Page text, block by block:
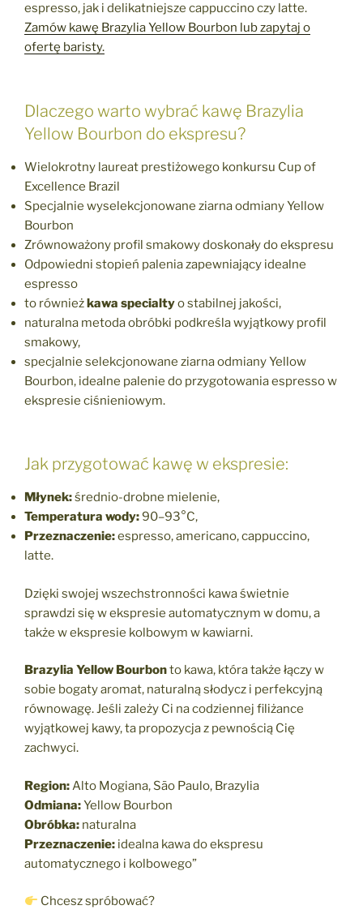
espresso, jak i delikatniejsze cappuccino czy latte.
Zamów kawę Brazylia Yellow Bourbon lub zapytaj o
ofertę baristy.
Dlaczego warto wybrać kawę Brazylia
Yellow Bourbon do ekspresu?
Wielokrotny laureat prestiżowego konkursu Cup of
Excellence Brazil
Specjalnie wyselekcjonowane ziarna odmiany Yellow
Bourbon
Zrównoważony profil smakowy doskonały do ekspresu
Odpowiedni stopień palenia zapewniający idealne
espresso
to równieżkawa specialtyo stabilnej jakości,
naturalna metoda obróbki podkreśla wyjątkowy profil
smakowy,
specjalnie selekcjonowane ziarna odmiany Yellow
Bourbon, idealne palenie do przygotowania espresso w
ekspresie ciśnieniowym.
Jak przygotować kawę w ekspresie:
Młynek:średnio-drobne mielenie,
Temperatura wody:90–93°C,
Przeznaczenie:espresso, americano, cappuccino,
latte.
Dzięki swojej wszechstronności kawa świetnie
sprawdzi się w ekspresie automatycznym w domu, a
także w ekspresie kolbowym w kawiarni.
Brazylia Yellow Bourbonto kawa, która także łączy w
sobie bogaty aromat, naturalną słodycz i perfekcyjną
równowagę. Jeśli zależy Ci na codziennej filiżance
wyjątkowej kawy, ta propozycja z pewnością Cię
zachwyci.
Region:Alto Mogiana, São Paulo, Brazylia
Odmiana:Yellow Bourbon
Obróbka: naturalna
Przeznaczenie: idealna kawa do ekspresu
automatycznego i kolbowego”
Chcesz spróbować?